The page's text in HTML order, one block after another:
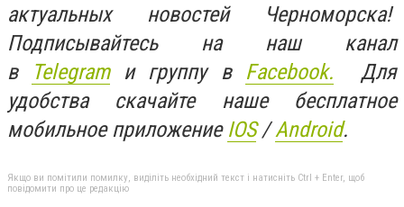
актуальных новостей Черноморска!
Подписывайтесь на наш канал
в
Telegramи группу в Facebook. Для
удобства скачайте наше бесплатное
мобильное приложение IOS/Android.
Якщо ви помітили помилку, виділіть необхідний текст і натисніть Ctrl + Enter, щоб
повідомити про це редакцію